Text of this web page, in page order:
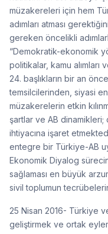
müzakereleri için hem
adımları atması
gereken öncelikli
“Demokratik-ekonomik
politikalar, kamu
24. başlıkların bir an
temsilcilerinden, siyasi
müzakerelerin etkin
şartlar ve AB
ihtiyacına işaret
entegre bir Türkiye-AB
Ekonomik Diyalog
sağlaması en büyük
sivil toplumun
25 Nisan 2016- Türkiye
geliştirmek ve ortak